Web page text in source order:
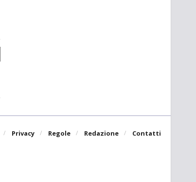
Privacy Regole Redazione Contatti